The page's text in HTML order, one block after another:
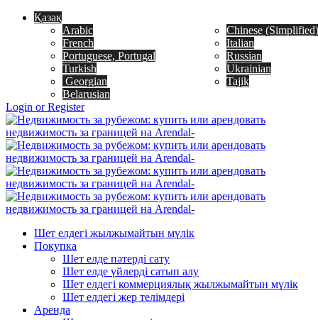
Қазақ
Arabic
Chinese (Simplified)
French
Italian
Portuguese, Portugal
Russian
Turkish
Ukrainian
Georgian
Tajik
Belarusian
Login or Register
Шет елдегі жылжымайтын мүлік
Покупка
Шет елде пәтерді сату
Шет елде үйлерді сатып алу
Шет елдегі коммерциялық жылжымайтын мүлік
Шет елдегі жер телімдері
Аренда